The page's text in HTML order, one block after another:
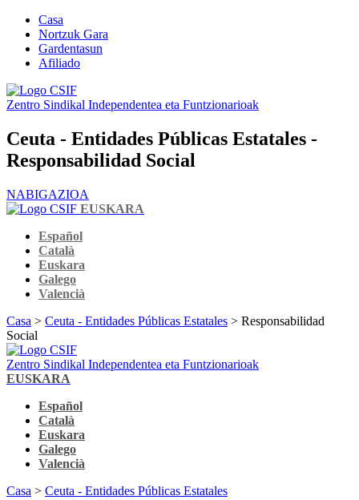
Casa
Nortzuk Gara
Gardentasun
Afiliado
Zentro Sindikal Independentea eta Funtzionarioak
Ceuta - Entidades Públicas Estatales -
Responsabilidad Social
NABIGAZIOA
EUSKARA
Español
Català
Euskara
Galego
Valencià
Casa > Ceuta - Entidades Públicas Estatales > Responsabilidad
Social
Zentro Sindikal Independentea eta Funtzionarioak
EUSKARA
Español
Català
Euskara
Galego
Valencià
Casa > Ceuta - Entidades Públicas Estatales